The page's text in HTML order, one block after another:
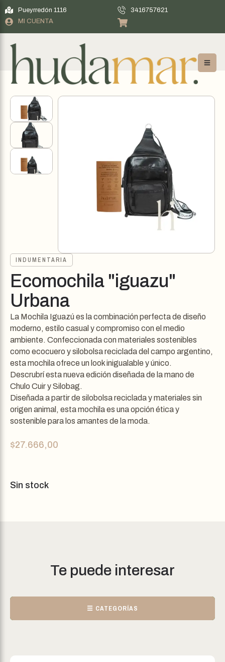
Pueyrredón 1116
3416757621
MI CUENTA
INDUMENTARIA
Ecomochila "iguazu"
Urbana
La Mochila Iguazú es la combinación perfecta de diseño
moderno, estilo casual y compromiso con el medio
ambiente. Confeccionada con materiales sostenibles
como ecocuero y silobolsa reciclada del campo argentino,
esta mochila ofrece un look inigualable y único.
Descrubrí esta nueva edición diseñada de la mano de
Chulo Cuir y Silobag.
Diseñada a partir de silobolsa reciclada y materiales sin
origen animal, esta mochila es una opción ética y
sostenible para los amantes de la moda.
$27.666,00
Sin stock
Te puede interesar
☰ CATEGORÍAS